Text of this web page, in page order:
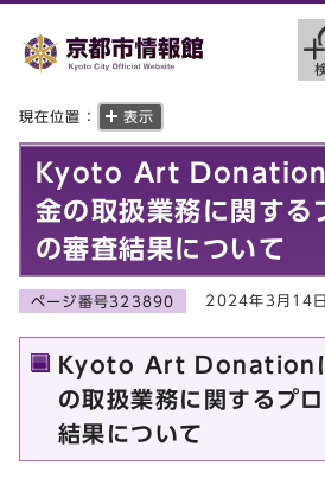
現在位置： 表示
Kyoto Art Donation
金の取扱業務に関する
の審査結果について
ページ番号323890 2024年3月14日
Kyoto Art Donation
の取扱業務に関するプ
結果について